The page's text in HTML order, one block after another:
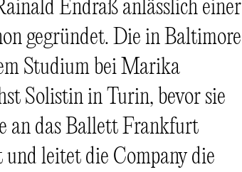
Endraß anlässlich einer
gegründet. Die in Baltimore
Studium bei Marika
Solistin in Turin, bevor sie
an das Ballett Frankfurt
leitet die Company die